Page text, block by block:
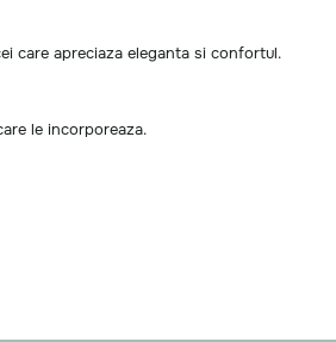
care apreciaza eleganta si confortul.
le incorporeaza.